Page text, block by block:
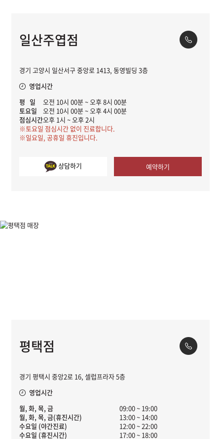
일산주엽점
경기 고양시 일산서구 중앙로 1413, 동영빌딩 3층
영업시간
평 일
오전 10시 00분 ~ 오후 8시 00분
토요일
오전 10시 00분 ~ 오후 4시 00분
점심시간오후 1시 ~ 오후 2시
※토요일 점심시간 없이 진료합니다.
※일요일, 공휴일 휴진입니다.
상담하기 예약하기
평택점
경기 평택시 중앙2로 16, 셀럽프라자 5층
영업시간
월, 화, 목, 금
09:00 ~ 19:00
월, 화, 목, 금(휴진시간)
13:00 ~ 14:00
수요일 (야간진료)
12:00 ~ 22:00
수요일 (휴진시간)
17:00 ~ 18:00